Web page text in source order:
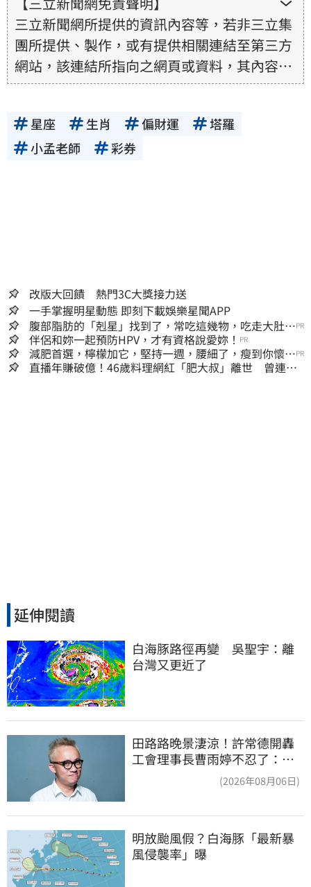
三立新聞網所提供的資訊內容等，若非三立集
團所提供、製作，或有提供相關連結至第三方
網站，該連結所指向之網頁或資料，其內容均
為所連結網站提供，相關權利均為該網站、內
其真實性、正確性、即時性、完整性或合法
性。三立新聞網所提供的資訊內容，若其著作
星座 生肖 偏財運
塔羅
小孟老師
彩券
改版大回饋 熱門3C大獎接力送
一手掌握明星動態 即刻下載娛樂星聞APP
腹部脂肪的「剋星」找到了，常吃這幾物，吃走大肚
囊，瘦出小蠻腰
PR
伴侶和妳一起預防HPV，才有資格說愛妳！ PR
減肥首選，檸檬加它，堅持一週，腰細了，瘦到你懷疑
人生
PR
直播年賺破億！46歲料理網紅「肥大叔」離世 曾連播
延伸閱讀
白海豚路徑再變　吳聖宇：離
台灣又更近了
田路路晚景淒涼！許常德開轟
工會理事長曹雨婷不忍了：別
(2026年08月06日)
明放颱風假？白海豚「最新暴
風侵襲率」曝